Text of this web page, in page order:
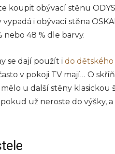
koupit obývací stěnu
vypadá i obývací stěna
nebo 48 % dle barvy.
se dají použít i do
v pokoji TV mají… O
u další stěny klasickou
už neroste do výšky,